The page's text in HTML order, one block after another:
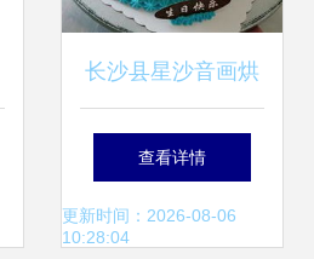
长沙县星沙音画烘
焙技术服务部 热卖
促销与教育咨询服
查看详情
更新时间：2026-08-06
10:28:04